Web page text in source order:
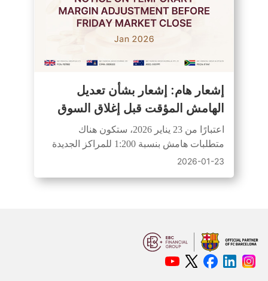
إشعار هام: إشعار بشأن تعديل
الهامش المؤقت قبل إغلاق السوق
يوم الجمعة
اعتبارًا من 23 يناير 2026، ستكون هناك
متطلبات هامش بنسبة 1:200 للمراكز الجديدة
2026-01-23